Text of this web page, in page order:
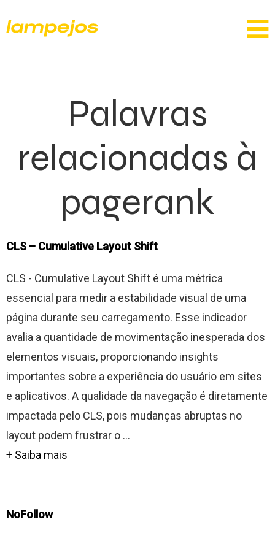
Palavras
relacionadas à
pagerank
CLS – Cumulative Layout Shift
CLS - Cumulative Layout Shift é uma métrica
essencial para medir a estabilidade visual de uma
página durante seu carregamento. Esse indicador
avalia a quantidade de movimentação inesperada dos
elementos visuais, proporcionando insights
importantes sobre a experiência do usuário em sites
e aplicativos. A qualidade da navegação é diretamente
impactada pelo CLS, pois mudanças abruptas no
layout podem frustrar o ...
+ Saiba mais
NoFollow